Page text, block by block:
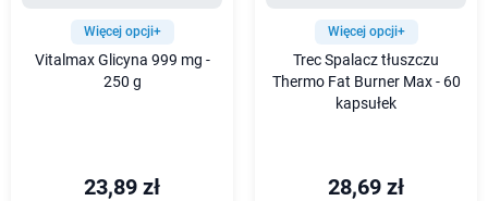
Więcej opcji+
Vitalmax Glicyna 999 mg -
250 g
23,89 zł
Więcej opcji+
Trec Spalacz tłuszczu
Thermo Fat Burner Max - 60
kapsułek
28,69 zł